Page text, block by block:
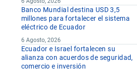
Banco Mundial destina USD 3,5
millones para fortalecer el sistema
eléctrico de Ecuador
6 Agosto, 2026
Ecuador e Israel fortalecen su
alianza con acuerdos de seguridad,
comercio e inversión